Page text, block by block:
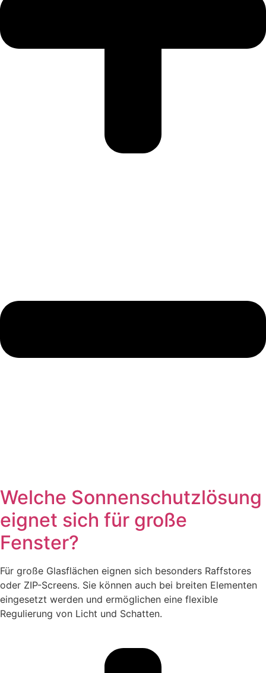
Welche Sonnenschutzlösung
eignet sich für große
Fenster?
Für große Glasflächen eignen sich besonders Raffstores
oder ZIP-Screens. Sie können auch bei breiten Elementen
eingesetzt werden und ermöglichen eine flexible
Regulierung von Licht und Schatten.